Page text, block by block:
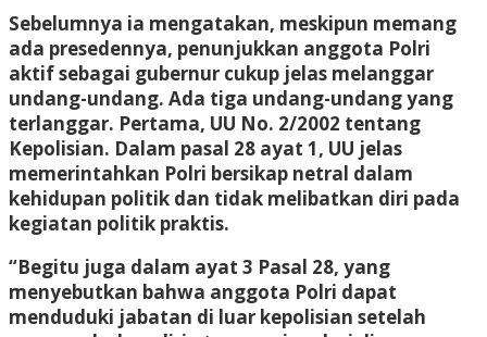
Sebelumnya ia mengatakan, meskipun memang
ada presedennya, penunjukkan anggota Polri
aktif sebagai gubernur cukup jelas melanggar
undang-undang. Ada tiga undang-undang yang
terlanggar. Pertama, UU No. 2/2002 tentang
Kepolisian. Dalam pasal 28 ayat 1, UU jelas
memerintahkan Polri bersikap netral dalam
kehidupan politik dan tidak melibatkan diri pada
kegiatan politik praktis.
“Begitu juga dalam ayat 3 Pasal 28, yang
menyebutkan bahwa anggota Polri dapat
menduduki jabatan di luar kepolisian setelah